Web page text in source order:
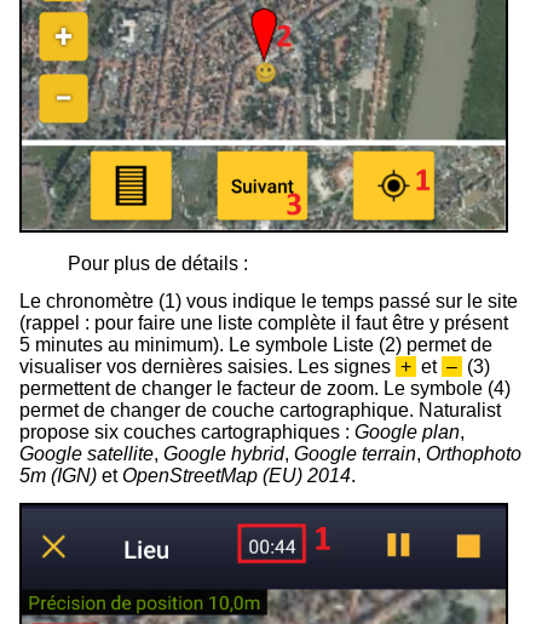
Pour plus de détails :
Le chronomètre (1) vous indique le temps passé sur le site
(rappel : pour faire une liste complète il faut être y présent
5 minutes au minimum). Le symbole Liste (2) permet de
visualiser vos dernières saisies. Les signes + et – (3)
permettent de changer le facteur de zoom. Le symbole (4)
permet de changer de couche cartographique. Naturalist
propose six couches cartographiques : Google plan,
Google satellite, Google hybrid, Google terrain, Orthophoto
5m (IGN) etOpenStreetMap (EU) 2014.